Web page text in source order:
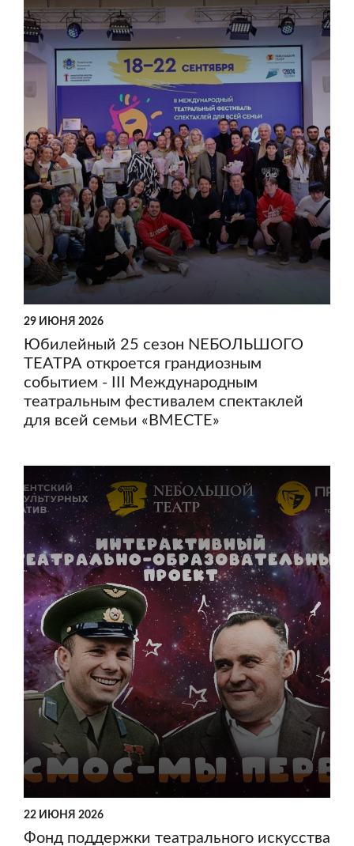
29 ИЮНЯ 2026
Юбилейный 25 сезон NEБОЛЬШОГО
ТЕАТРА откроется грандиозным
событием - III Международным
театральным фестивалем спектаклей
для всей семьи «ВМЕСТЕ»
22 ИЮНЯ 2026
Фонд поддержки театрального искусства